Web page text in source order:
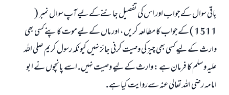
باقي سوال كےجواب اور اس كي تفصيل جاننےكےليے آپ سوال نمبر (
1511 ) كےجواب كا مطالعہ كريں ، اور ماں كےليےموت كاپنے كسي بھي
وارث كےليے كسي بھي چيز كي وصيت كرني جائز نہيں كيونكہ رسول كريم صلي اللہ
عليہ وسلم كا فرمان ہے : وارث كےليے وصيت نہيں . اسے پانچوں نے ابو
امامہ رضي اللہ تعالي عنہ سےروايت كيا ہے .